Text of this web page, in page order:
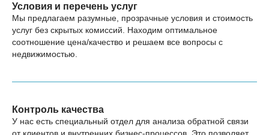
Условия и перечень услуг
Мы предлагаем разумные, прозрачные условия и стоимость
услуг без скрытых комиссий. Находим оптимальное
соотношение цена/качество и решаем все вопросы с
недвижимостью.
Контроль качества
У нас есть специальный отдел для анализа обратной связи
от клиентов и внутренних бизнес-процессов. Это позволяет